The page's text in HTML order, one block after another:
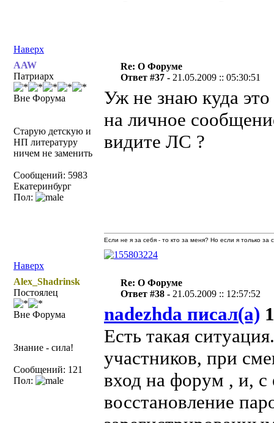
Наверх
AAW
Патриарх
Вне Форума
Старую детскую и
НП литературу
ничем не заменить
Сообщений: 5983
Екатеринбург
Пол:
Re: О Форуме
Ответ #37 - 21.05.2009 :: 05:30:51
Уж не знаю куда это
на личное
видите ЛС ?
Наверх
Если не я за себя - то кто за меня? Но если я только
Alex_Shadrinsk
Постоялец
Вне Форума
Знание - сила!
Сообщений: 121
Пол:
Re: О Форуме
Ответ #38 - 21.05.2009 :: 12:57:52
nadezhda писал(а)
Есть такая
участников, при
вход на форум , и, с
восстановление